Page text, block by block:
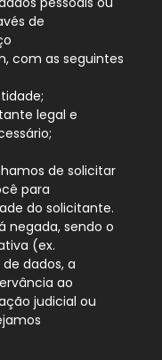
de
com as seguintes
legal e
de solicitar
para
do solicitante.
negada, sendo o
(ex.
dados, a
ao
judicial ou